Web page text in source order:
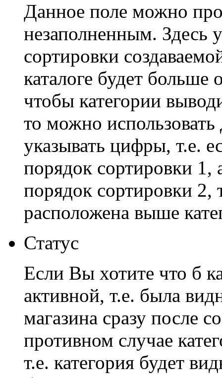
Данное поле можно
незаполненным. Здесь
сортировки
каталоге будет
чтобы категории
то можно
указывать цифры, т.е.
порядок сортировки 1,
порядок сортировки 2,
расположена выше
Статус
Если Вы хотите что б
активной, т.е. была
магазина сразу после
противном случае
т.е. категория будет